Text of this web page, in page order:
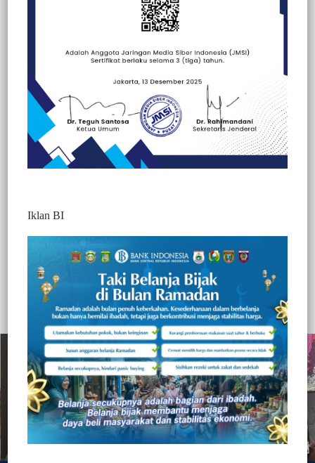
Press Conference Festival Beatiful Malino
2025
Redaktur 2
1 Min Baca
Minggu, 6 Juli 2025
Tahun ini usung Tema "Colour Of Culture"
Iklan BI